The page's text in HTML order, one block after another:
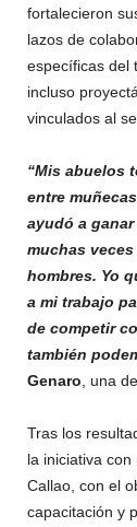
fortalecieron
lazos de
específicas del
incluso
vinculados al
“Mis abuelos
entre
ayudó a
muchas
hombres. Yo
a mi trabajo
de competir
también
Genaro , una
Tras los
la iniciativa
Callao, con el
capacitación y